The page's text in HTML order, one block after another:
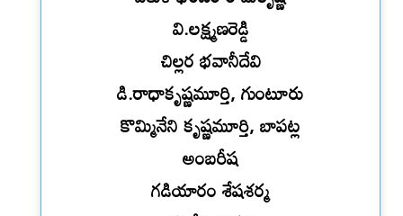
వి.లక్ష్మణరెడ్డి
చిల్లర భవానీదేవి
డి.రాధాకృష్ణమూర్తి, గుంటూరు
కొమ్మినేని కృష్ణమూర్తి, బాపట్ల
అంబరీష
గడియారం శేషశర్మ